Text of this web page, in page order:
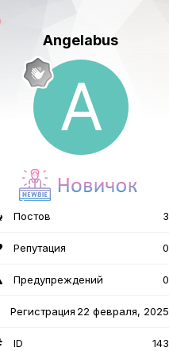
Angelabus
Постов 3
Репутация 0
Предупреждений 0
Регистрация 22 февраля, 2025
ID 143